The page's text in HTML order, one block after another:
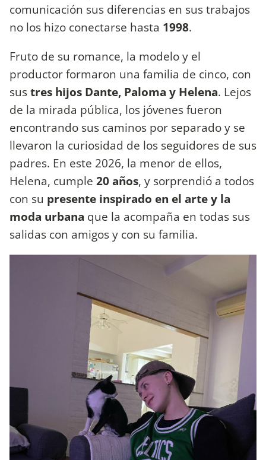
comunicación sus diferencias en sus trabajos
no los hizo conectarse hasta 1998.
Fruto de su romance, la modelo y el
productor formaron una familia de cinco, con
sustres hijos Dante, Paloma y Helena. Lejos
de la mirada pública, los jóvenes fueron
encontrando sus caminos por separado y se
llevaron la curiosidad de los seguidores de sus
padres. En este 2026, la menor de ellos,
Helena, cumple 20 años, y sorprendió a todos
con su presente inspirado en el arte y la
moda urbana que la acompaña en todas sus
salidas con amigos y con su familia.